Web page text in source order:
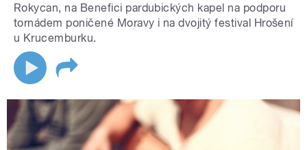
Rokycan, na Benefici pardubických kapel na podporu
tornádem poničené Moravy i na dvojitý festival Hrošení
u Krucemburku.